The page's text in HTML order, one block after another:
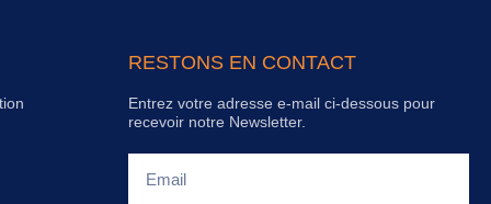
RESTONS EN CONTACT
Entrez votre adresse e-mail ci-dessous pour
recevoir notre Newsletter.